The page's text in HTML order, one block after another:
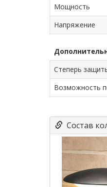
Мощность
Напряжение
Степерь
Возможность
Состав